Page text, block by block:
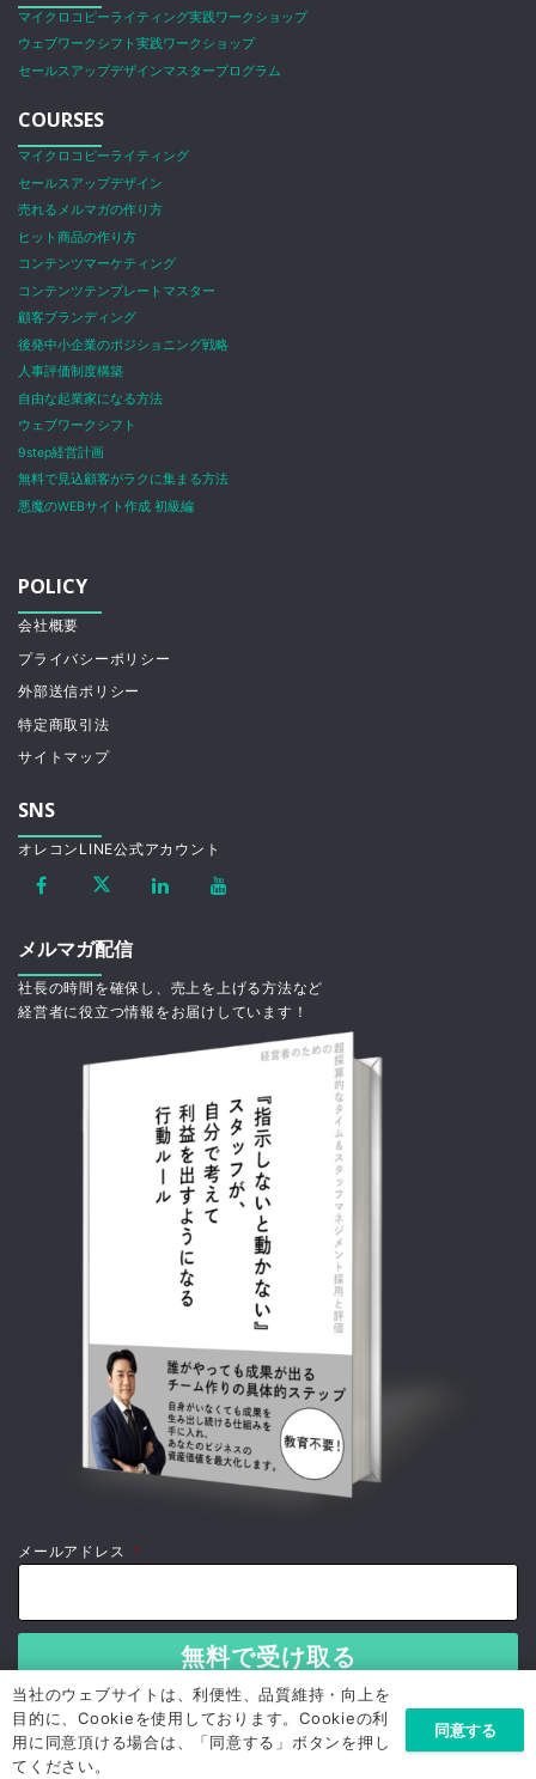
マイクロコピーライティング実践ワークショップ
ウェブワークシフト実践ワークショップ
セールスアップデザインマスタープログラム
COURSES
マイクロコピーライティング
セールスアップデザイン
売れるメルマガの作り方
ヒット商品の作り方
コンテンツマーケティング
コンテンツテンプレートマスター
顧客ブランディング
後発中小企業のポジショニング戦略
人事評価制度構築
自由な起業家になる方法
ウェブワークシフト
9step経営計画
無料で見込顧客がラクに集まる方法
悪魔のWEBサイト作成 初級編
POLICY
会社概要
プライバシーポリシー
外部送信ポリシー
特定商取引法
サイトマップ
SNS
オレコンLINE公式アカウント
メルマガ配信
社長の時間を確保し、売上を上げる方法など
経営者に役立つ情報をお届けしています！
メールアドレス *
当社のウェブサイトは、利便性、品質維持・向上を
目的に、Cookieを使用しております。Cookieの利
用に同意頂ける場合は、「同意する」ボタンを押し
てください。
同意する